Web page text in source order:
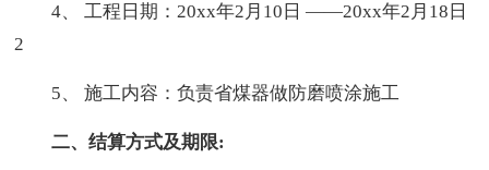
4、 工程日期：20xx年2月10日 ――20xx年2月18日
2
5、 施工内容：负责省煤器做防磨喷涂施工
二、结算方式及期限: